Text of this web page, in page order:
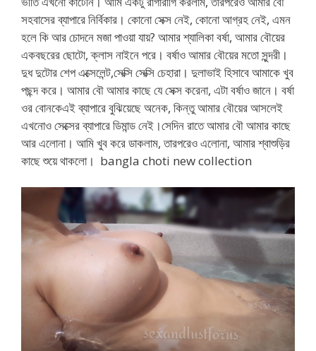
সহবাসের ব্যাপারে নির্বিকার। কোনো সেক্স নেই, কোনো আগ্রহ নেই, এমন
হলে কি আর চোদনে মজা পাওয়া যায়? আমার শ্যালিকা বর্ষা, আমার বৌয়ের
একবছরের ছোটো, ক্লাস নাইনে পরে। বর্ষাও আমার বৌয়ের মতো সুন্দরী।
দুধ দুটোর শেপ এক্সেলেন্ট,সেক্সি সেক্সি চেহারা। দুলাভাই হিসাবে আমাকে খুব
পছন্দ করে। আমার বৌ আমার কাছে যে সেক্স করেনা, এটা বর্ষাও জানে। বর্ষা
ওর বোনকেএই ব্যাপারে বুঝিয়েছে অনেক, কিন্তু আমার বৌয়ের আসলেই
এখনোও সেক্সের ব্যাপারে ডিমান্ড নেই।সেদিন রাতে আমার বৌ আমার কাছে
আর এলোনা। আমি খুব করে ডাকলাম, তারপরেও এলোনা, আমার শ্বাশুড়ির
কাছে শুয়ে থাকলো। bangla choti new collection